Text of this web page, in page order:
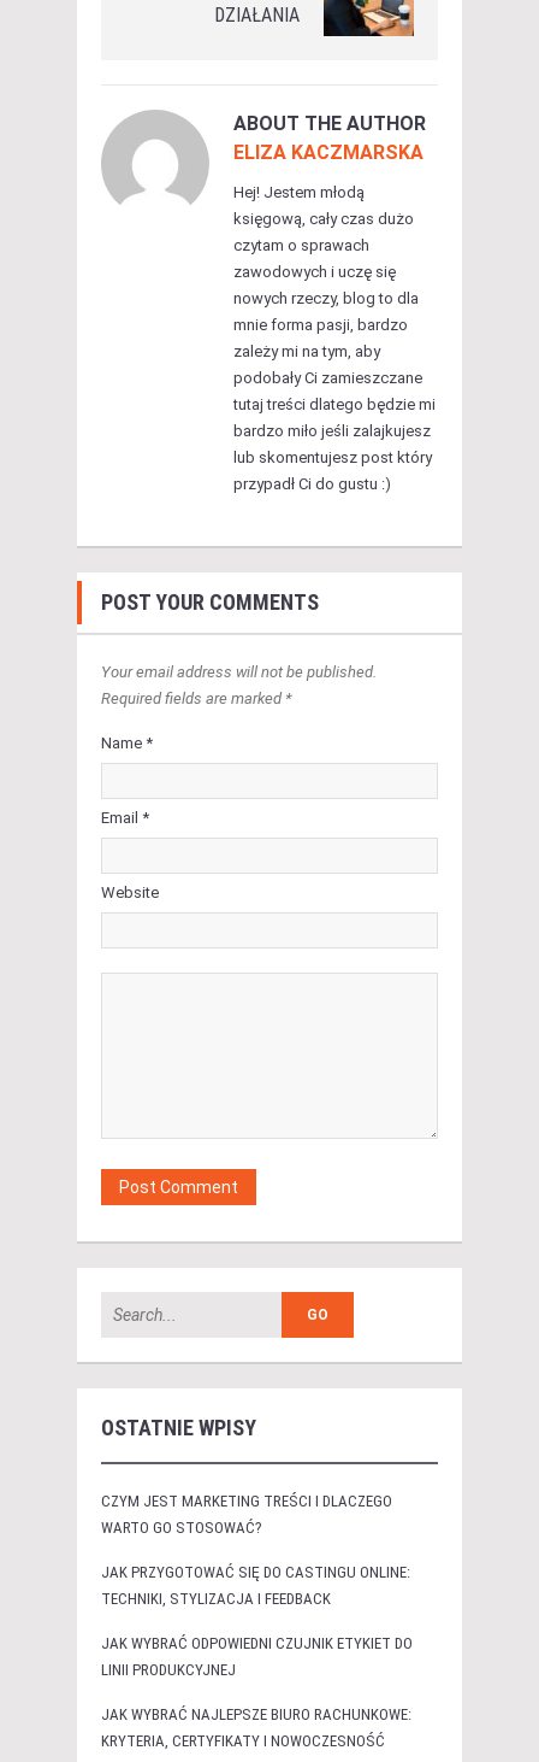
DZIAŁANIA
ABOUT THE AUTHOR
ELIZA KACZMARSKA
Hej! Jestem młodą
księgową, cały czas dużo
czytam o sprawach
zawodowych i uczę się
nowych rzeczy, blog to dla
mnie forma pasji, bardzo
zależy mi na tym, aby
podobały Ci zamieszczane
tutaj treści dlatego będzie mi
bardzo miło jeśli zalajkujesz
lub skomentujesz post który
przypadł Ci do gustu :)
POST YOUR COMMENTS
Your email address will not be published.
Required fields are marked *
Name *
Email *
Website
OSTATNIE WPISY
CZYM JEST MARKETING TREŚCI I DLACZEGO
WARTO GO STOSOWAĆ?
JAK PRZYGOTOWAĆ SIĘ DO CASTINGU ONLINE:
TECHNIKI, STYLIZACJA I FEEDBACK
JAK WYBRAĆ ODPOWIEDNI CZUJNIK ETYKIET DO
LINII PRODUKCYJNEJ
JAK WYBRAĆ NAJLEPSZE BIURO RACHUNKOWE:
KRYTERIA, CERTYFIKATY I NOWOCZESNOŚĆ